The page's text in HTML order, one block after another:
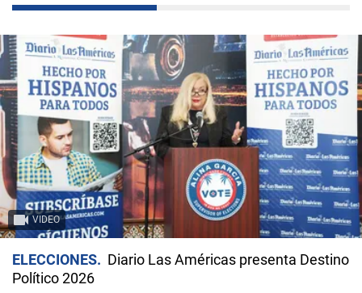
VIDEO
ELECCIONES
Diario Las Américas presenta Destino
Político 2026